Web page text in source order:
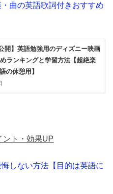
曲の英語歌詞付きおすすめ
公開】英語勉強用のディズニー映画
ランキングと学習方法【超絶楽
の休憩用】
ト・効果UP
しない方法【目的は英語に